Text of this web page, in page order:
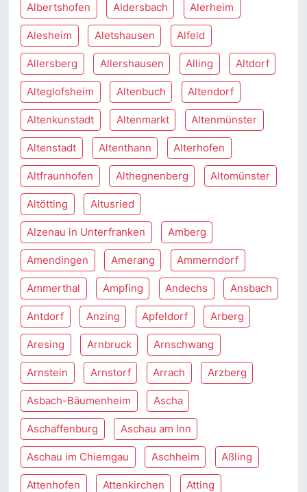
Albertshofen Aldersbach Alerheim
Alesheim Aletshausen Alfeld
Allersberg Allershausen Alling Altdorf
Alteglofsheim Altenbuch Altendorf
Altenkunstadt Altenmarkt Altenmünster
Altenstadt Altenthann Alterhofen
Altfraunhofen Althegnenberg Altomünster
Altötting Altusried
Alzenau in Unterfranken Amberg
Amendingen Amerang Ammerndorf
Ammerthal Ampfing Andechs Ansbach
Antdorf Anzing Apfeldorf Arberg
Aresing Arnbruck Arnschwang
Arnstein Arnstorf Arrach Arzberg
Asbach-Bäumenheim Ascha
Aschaffenburg Aschau am Inn
Aschau im Chiemgau Aschheim Aßling
Attenhofen Attenkirchen Atting